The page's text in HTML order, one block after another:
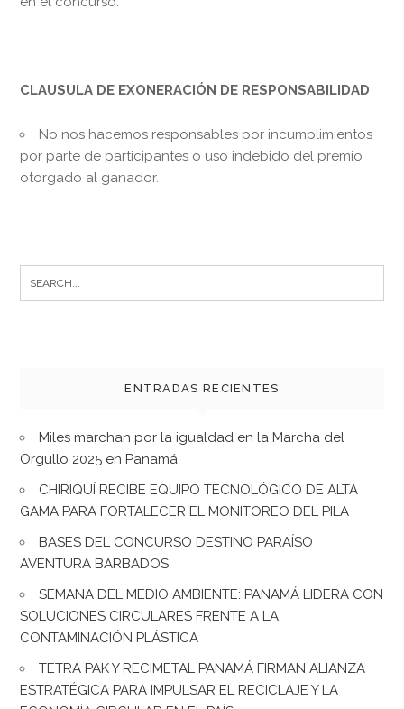
CLAUSULA DE EXONERACIÓN DE RESPONSABILIDAD
No nos hacemos responsables por incumplimientos
por parte de participantes o uso indebido del premio
otorgado al ganador.
for:
ENTRADAS RECIENTES
Miles marchan por la igualdad en la Marcha del
Orgullo 2025 en Panamá
CHIRIQUÍ RECIBE EQUIPO TECNOLÓGICO DE ALTA
GAMA PARA FORTALECER EL MONITOREO DEL PILA
BASES DEL CONCURSO DESTINO PARAÍSO
AVENTURA BARBADOS
SEMANA DEL MEDIO AMBIENTE: PANAMÁ LIDERA CON
SOLUCIONES CIRCULARES FRENTE A LA
CONTAMINACIÓN PLÁSTICA
TETRA PAK Y RECIMETAL PANAMÁ FIRMAN ALIANZA
ESTRATÉGICA PARA IMPULSAR EL RECICLAJE Y LA